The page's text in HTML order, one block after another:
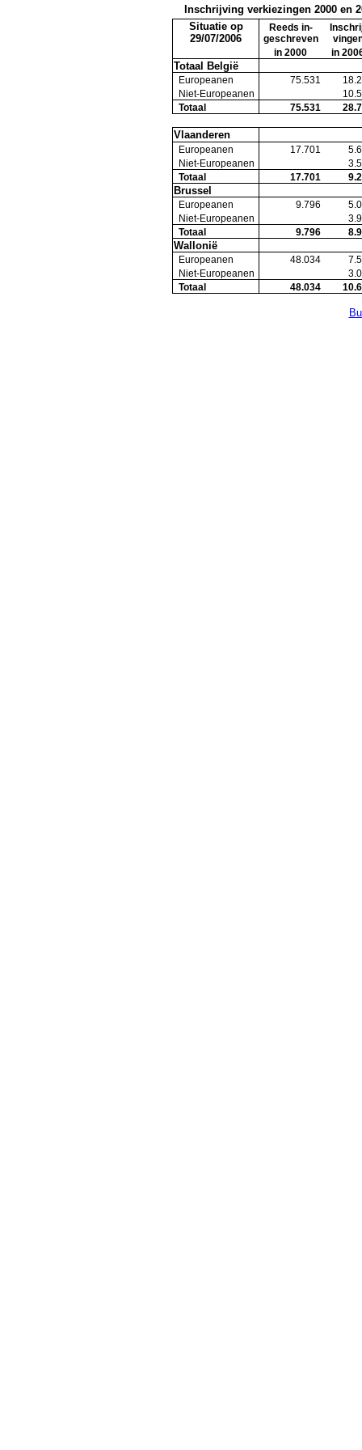
Inschrijving verkiezingen 2000 en
Situatie op
29/07/2006
Reeds in-
geschreven
in 2000
in
Totaal België
Europeanen 75.531
Niet-Europeanen
Totaal
75.531
Vlaanderen
Europeanen 17.701
Niet-Europeanen
Totaal
17.701
Brussel
Europeanen 9.796
Niet-Europeanen
Totaal
9.796
Wallonië
Europeanen 48.034
Niet-Europeanen
Totaal
48.034